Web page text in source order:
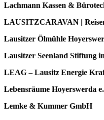
Lachmann Kassen &
LAUSITZCARAVAN |
Lausitzer Ölmühle
Lausitzer Seenland Stiftung
LEAG – Lausitz Energie
Lebensräume Hoyerswerda
Lemke & Kummer GmbH